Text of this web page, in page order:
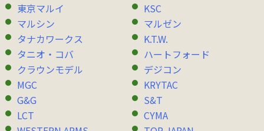
東京マルイ
KSC
マルシン
マルゼン
タナカワークス
K.T.W.
タニオ・コバ
ハートフォード
クラウンモデル
デジコン
MGC
KRYTAC
G&G
S&T
LCT
CYMA